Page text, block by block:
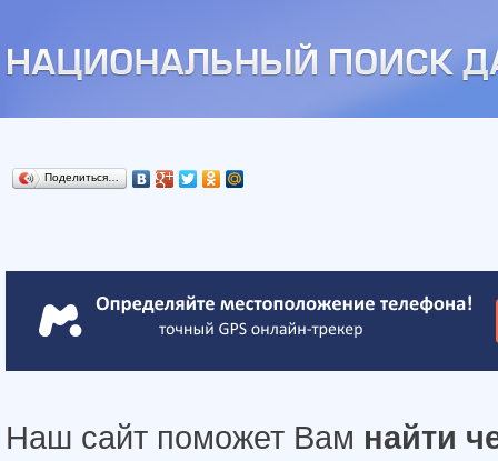
Поделиться…
Наш сайт поможет Вам найти